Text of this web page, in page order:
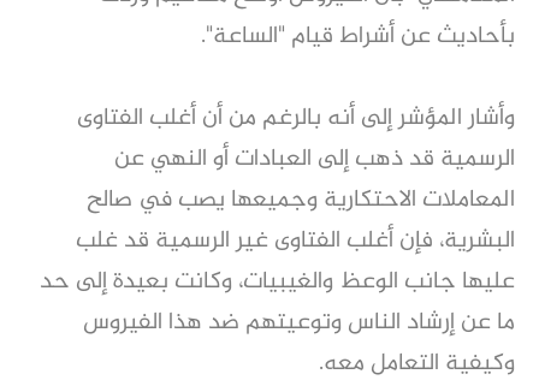
بأحاديث عن أشراط قيام "الساعة".
وأشار المؤشر إلى أنه بالرغم من أن أغلب الفتاوى
الرسمية قد ذهب إلى العبادات أو النهي عن
المعاملات الاحتكارية وجميعها يصب في صالح
البشرية، فإن أغلب الفتاوى غير الرسمية قد غلب
عليها جانب الوعظ والغيبيات، وكانت بعيدة إلى حد
ما عن إرشاد الناس وتوعيتهم ضد هذا الفيروس
وكيفية التعامل معه.